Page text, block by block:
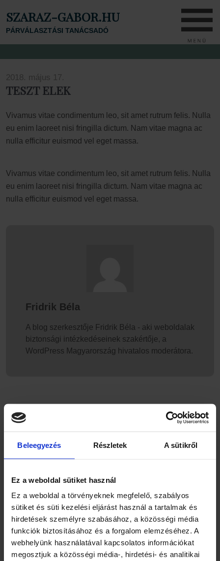
Beleegyezés Részletek A sütikről
Ez a weboldal sütiket használ
Ez a weboldal a törvényeknek megfelelő, szabályos
sütiket és süti kezelési eljárást használ a tartalmak és
hirdetések személyre szabásához, a közösségi média
funkciók biztosításához és a forgalom elemzéséhez. A
webhelyünk használatával kapcsolatos információkat
megosztjuk a közösségi média-, hirdetési- és analitikai
SZARAZ-GABOR.HU
PÁRVÁLASZTÁSI TANÁCSADÓ
2018. május 17.
TESZT ELEK
Vivamus vitae condimentum leo, sit amet rutrum felis. Nulla
eu enim laoreet nisi fringilla dictum. Nam vitae magna ac
nulla efficitur euismod vel eget massa.
Vivamus vitae condimentum leo, sit amet rutrum felis. Nulla
eu enim laoreet nisi fringilla dictum. Nam vitae magna ac
nulla efficitur euismod vel eget massa.
Fridrik Béla
A blog szerkesztője Fridrik Béla - aki weboldalak
biztonsági intézkedéseinek szakértője, a
WordPress Magyarország hivatalos moderátora.